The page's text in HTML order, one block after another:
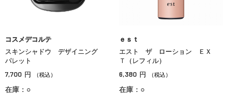
コスメデコルテ
スキンシャドウ デザイニング
パレット
7,700 円 （税込）
在庫：○
ｅｓｔ
エスト ザ ローション ＥＸ
Ｔ（レフィル）
6,380 円 （税込）
在庫：○